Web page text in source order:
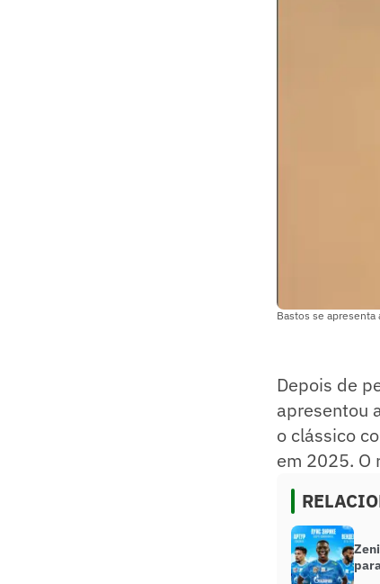
Bastos se
Depois de
apresentou
o clássico
em 2025. O